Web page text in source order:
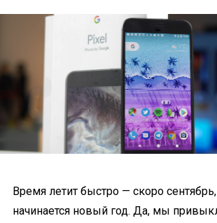
Время летит быстро — скоро сентябрь,
начинается новый год. Да, мы